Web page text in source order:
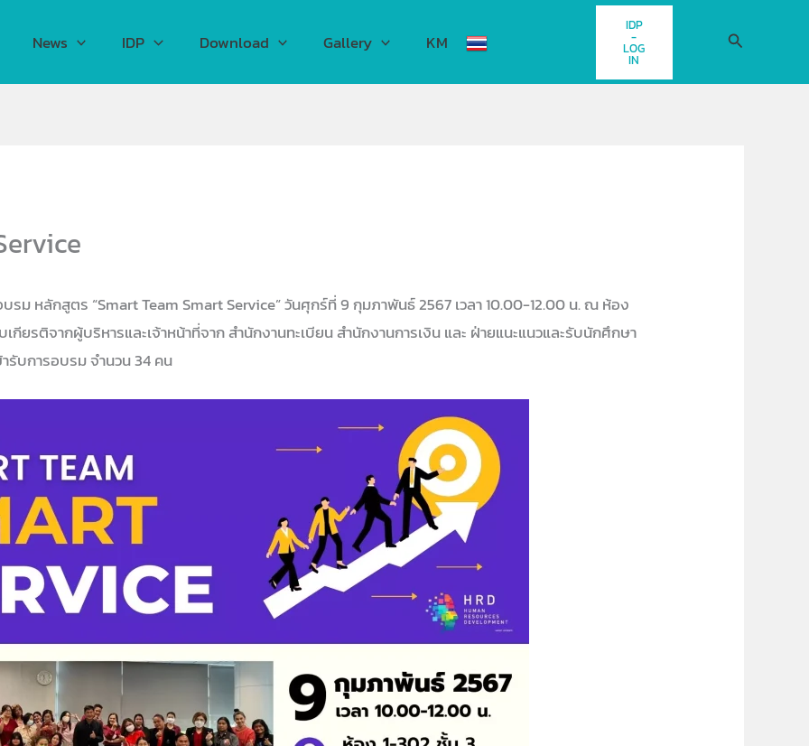
News IDP Download Gallery KM
IDP
-
LOG
IN
Search
ม หลักสูตร “Smart Team Smart Service” วันศุกร์ที่ 9 กุมภาพันธ์ 2567 เวลา 10.00-12.00 น. ณ ห้อง
กียรติจากผู้บริหารและเจ้าหน้าที่จาก สำนักงานทะเบียน สำนักงานการเงิน และ ฝ่ายแนะแนวและรับนักศึกษา
รับการอบรม จำนวน 34 คน